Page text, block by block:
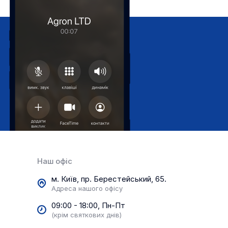
Наш офіс
м. Київ, пр. Берестейський, 65.
Адреса нашого офісу
09:00 - 18:00, Пн-Пт
(крім святкових днів)